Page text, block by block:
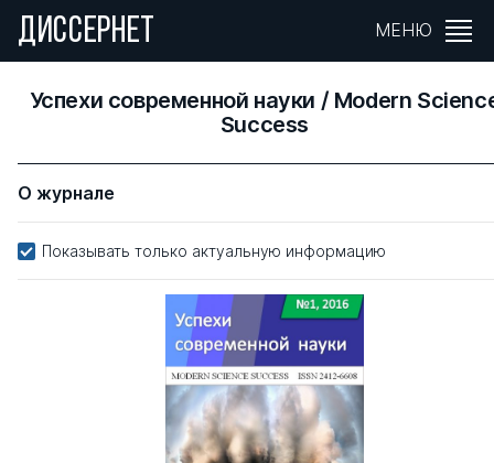
ДИССЕРНЕТ МЕНЮ
Успехи современной науки / Modern
Success
О журнале
Показывать только актуальную информацию